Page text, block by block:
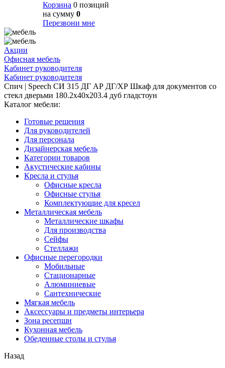
Корзина 0 позиций
на сумму 0
Перезвони мне
Акции
Офисная мебель
Кабинет руководителя
Кабинет руководителя
Спич | Speech СИ 315 ДГ АР ДГ/ХР Шкаф для документов со
стекл дверьми 180.2x40x203.4 дуб гладстоун
Каталог мебели:
Готовые решения
Для руководителей
Для персонала
Дизайнерская мебель
Категории товаров
Акустические кабины
Кресла и стулья
Офисные кресла
Офисные стулья
Комплектующие для кресел
Металлическая мебель
Металлические шкафы
Для производства
Сейфы
Стеллажи
Офисные перегородки
Мобильные
Стационарные
Алюминиевые
Сантехнические
Мягкая мебель
Аксессуары и предметы интерьера
Зона ресепшн
Кухонная мебель
Обеденные столы и стулья
Назад